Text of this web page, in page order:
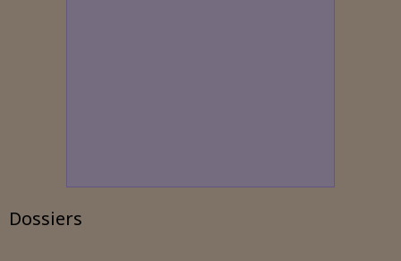
Dossiers